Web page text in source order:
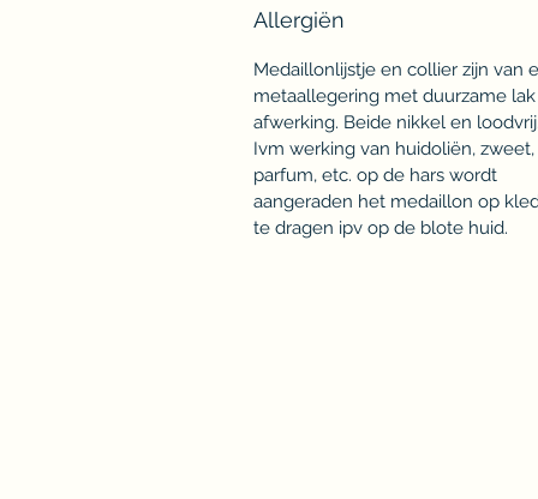
Allergiën
Medaillonlijstje en collier zijn van
metaallegering met duurzame lak
afwerking. Beide nikkel en loodvrij.
Ivm werking van huidoliën, zweet,
parfum, etc. op de hars wordt
aangeraden het medaillon op
te dragen ipv op de blote huid.